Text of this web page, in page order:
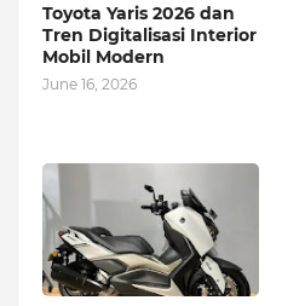
Toyota Yaris 2026 dan
Tren Digitalisasi Interior
Mobil Modern
June 16, 2026